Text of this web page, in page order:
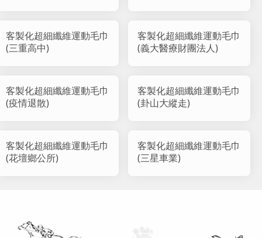
客製化超細纖維運動毛巾
(三重高中)
客製化超細纖維運動毛巾
(義大醫療財團法人)
客製化超細纖維運動毛巾
(疫情退散)
客製化超細纖維運動毛巾
(卦山大縱走)
客製化超細纖維運動毛巾
(花壇鄉公所)
客製化超細纖維運動毛巾
(三星車業)